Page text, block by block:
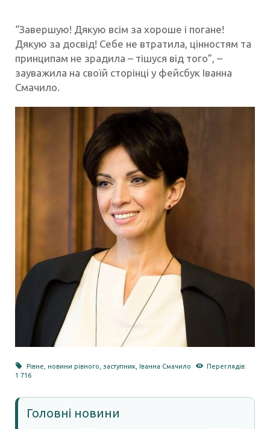
“Завершую! Дякую всім за хороше і погане!
Дякую за досвід! Себе не втратила, цінностям та
принципам не зрадила – тішуся від того”, –
зауважила на своїй сторінці у фейсбук Іванна
Смачило.
Рівне ,новини рівного ,заступник ,Іванна Смачило
Переглядів:
1 716
Головні новини